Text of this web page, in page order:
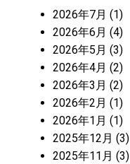
2026年7月 (1)
2026年6月 (4)
2026年5月 (3)
2026年4月 (2)
2026年3月 (2)
2026年2月 (1)
2026年1月 (1)
2025年12月 (3)
2025年11月 (3)